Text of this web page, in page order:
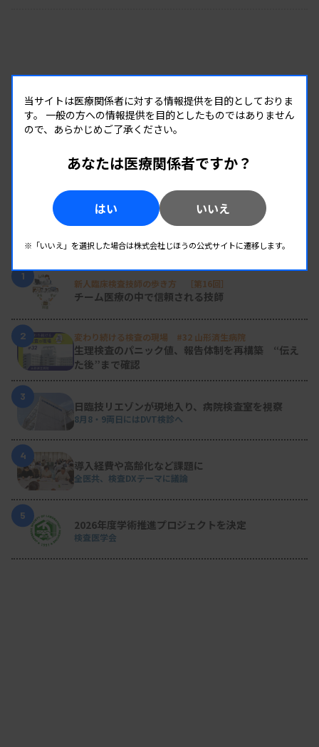
RANKING
1
新人臨床検査技師の歩き方 ［第16回］
チーム医療の中で信頼される技師
2 変わり続ける検査の現場 #32 山形済生病院
生理検査のパニック値、報告体制を再構築 “伝え
た後”まで確認
3
日臨技リエゾンが現地入り、病院検査室を視察
8月8・9両日にはDVT検診へ
4
導入経費や高齢化など課題に
全医共、検査DXテーマに議論
5
2026年度学術推進プロジェクトを決定
検査医学会
当サイトは医療関係者に対する情報提供を目的としておりま
す。 一般の方への情報提供を目的としたものではありません
ので、あらかじめご了承ください。
あなたは医療関係者ですか？
はい いいえ
※「いいえ」を選択した場合は株式会社じほうの公式サイトに遷移します。